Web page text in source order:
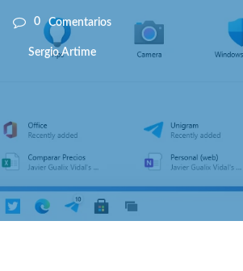
0 Comentarios
Sergio Artime